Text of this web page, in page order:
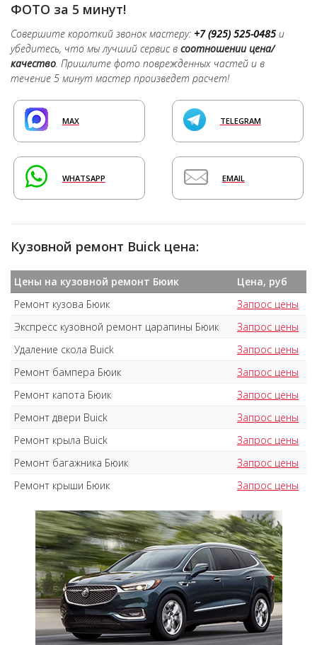
ФОТО за 5 минут!
Совершите короткий звонок мастеру: +7 (925) 525-0485 и
убедитесь, что мы лучший сервис в соотношении цена/
качество. Пришлите фото поврежденных частей и в
течение 5 минут мастер произведет расчет!
MAX TELEGRAM
WHATSAPP EMAIL
Кузовной ремонт Buick цена:
Цены на кузовной ремонт Бюик
Цена, руб
Ремонт кузова Бюик
Запрос цены
Экспресс кузовной ремонт царапины Бюик
Запрос цены
Удаление скола Buick
Запрос цены
Ремонт бампера Бюик
Запрос цены
Ремонт капота Бюик
Запрос цены
Ремонт двери Buick
Запрос цены
Ремонт крыла Buick
Запрос цены
Ремонт багажника Бюик
Запрос цены
Ремонт крыши Бюик
Запрос цены